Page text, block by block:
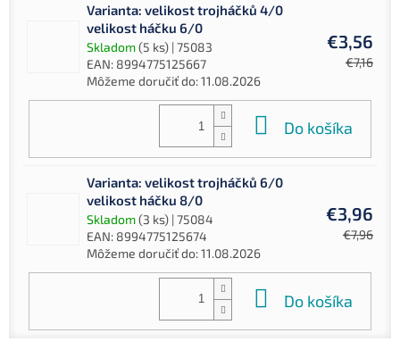
Varianta: velikost trojháčků 4/0
velikost háčku 6/0
Skladom(5 ks) | 75083
EAN: 8994775125667
Môžeme doručiť do:11.08.2026
€3,56
€7,16
Do košíka
Varianta: velikost trojháčků 6/0
velikost háčku 8/0
Skladom(3 ks) | 75084
EAN: 8994775125674
Môžeme doručiť do:11.08.2026
€3,96
€7,96
Do košíka